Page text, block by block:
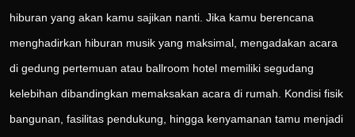
hiburan yang akan kamu sajikan nanti. Jika kamu berencana
menghadirkan hiburan musik yang maksimal, mengadakan acara
di gedung pertemuan atau ballroom hotel memiliki segudang
kelebihan dibandingkan memaksakan acara di rumah. Kondisi fisik
bangunan, fasilitas pendukung, hingga kenyamanan tamu menjadi